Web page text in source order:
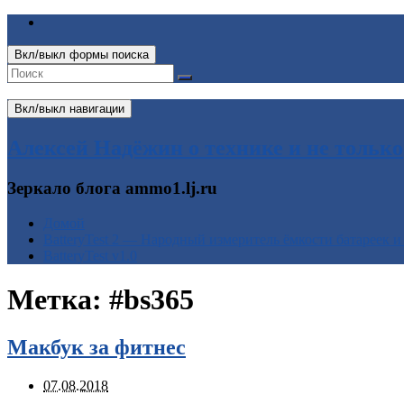
Вкл/выкл формы поиска
Вкл/выкл навигации
Алексей Надёжин о технике и не только
Зеркало блога ammo1.lj.ru
Метка: #bs365
Макбук за фитнес
07.08.2018